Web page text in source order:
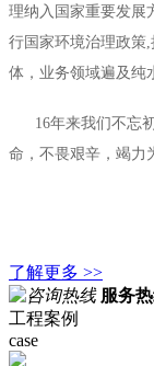
理纳入国家重要发展
行国家环境治理政策
体，业务领域遍及纯
16年来我们不忘初
命，不畏艰辛，竭力
了解更多 >>
服务热
工程案例
case